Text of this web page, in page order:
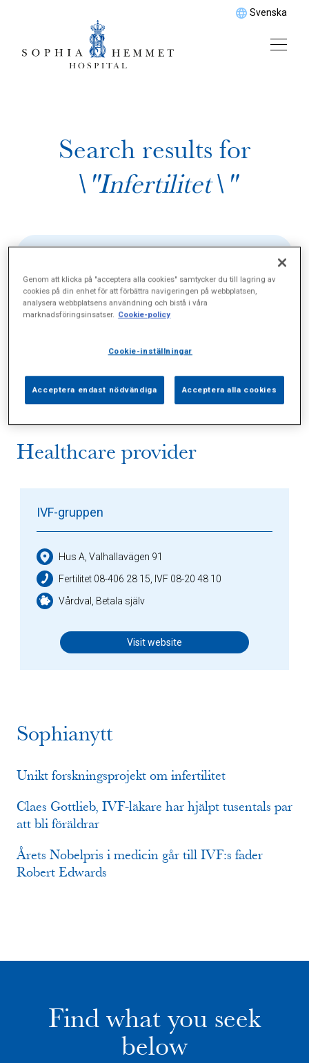
Svenska
Search results for
\"Infertilitet\"
Vårdgivare (1) Specialister (0)
Sidor (0) Press (0) Sophianytt (3)
Healthcare provider
IVF-gruppen
Hus A, Valhallavägen 91
Fertilitet 08-406 28 15, IVF 08-20 48 10
Vårdval, Betala själv
Visit website
Sophianytt
Unikt forskningsprojekt om infertilitet
Claes Gottlieb, IVF-läkare har hjälpt tusentals par
att bli föräldrar
Årets Nobelpris i medicin går till IVF:s fader
Robert Edwards
Find what you seek
below
Genom att klicka på "acceptera alla cookies" samtycker du till lagring av
cookies på din enhet för att förbättra navigeringen på webbplatsen,
analysera webbplatsens användning och bistå i våra
marknadsföringsinsatser. Cookie-policy
Cookie-inställningar
Acceptera endast nödvändiga Acceptera alla cookies